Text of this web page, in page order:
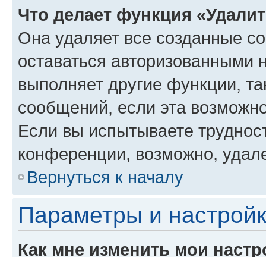
Что делает функция
Она удаляет все созданные
оставаться авторизованными
выполняет другие функции,
сообщений, если эта
Если вы испытываете
конференции, возможно,
Вернуться к началу
Параметры и
Как мне изменить мои